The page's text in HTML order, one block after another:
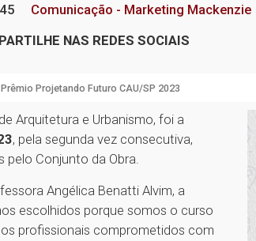
Comunicação - Marketing Mackenzie
NAS REDES SOCIAIS
Projetando Futuro CAU/SP 2023
Arquitetura e Urbanismo, foi a
, pela segunda vez consecutiva,
Conjunto da Obra.
Angélica Benatti Alvim, a
escolhidos porque somos o curso
profissionais comprometidos com